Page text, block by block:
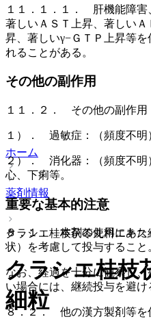
１１．１．１． 肝機能障害
著しいＡＳＴ上昇、著しい
昇、著しいγ−ＧＴＰ上昇等
れることがある。
その他の副作用
１１．２． その他の副作用
１）． 過敏症：（頻度不明
２）． 消化器：（頻度不明
心、下痢等。
重要な基本的注意
８．１． 本剤の使用にあた
状）を考慮して投与すること
なお、経過を十分に観察し
い場合には、継続投与を避け
８．２． 他の漢方製剤等を
ホーム
薬剤情報
クラシエ桂枝茯苓丸料エキス
クラシエ桂枝
細粒